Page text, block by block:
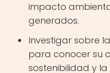
impacto
generados.
Investigar sobre
para conocer su
sostenibilidad y